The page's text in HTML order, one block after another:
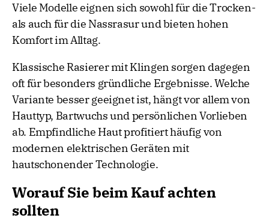
Viele Modelle eignen sich sowohl für die Trocken-
als auch für die Nassrasur und bieten hohen
Komfort im Alltag.
Klassische Rasierer mit Klingen sorgen dagegen
oft für besonders gründliche Ergebnisse. Welche
Variante besser geeignet ist, hängt vor allem von
Hauttyp, Bartwuchs und persönlichen Vorlieben
ab. Empfindliche Haut profitiert häufig von
modernen elektrischen Geräten mit
hautschonender Technologie.
Worauf Sie beim Kauf achten
sollten